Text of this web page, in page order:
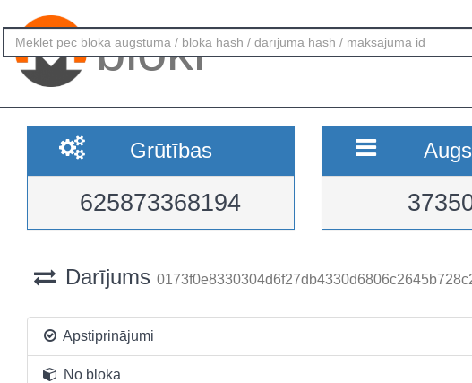
bloki
Grūtības
625873368194
Darījums
Apstiprinājumi
No bloka